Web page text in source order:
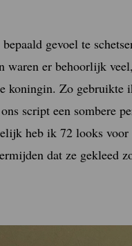
gevoel te
waren er behoorlijk
koningin. Zo
script een sombere
heb ik 72 looks
dat ze gekleed